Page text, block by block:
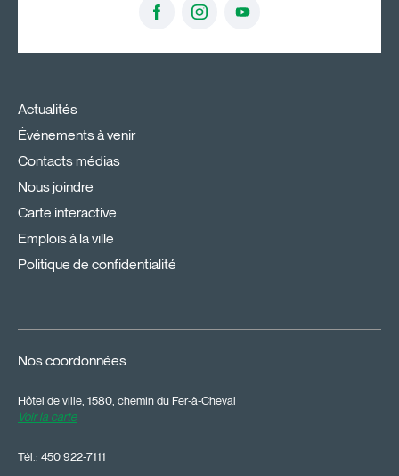
Actualités
Événements à venir
Contacts médias
Nous joindre
Carte interactive
Emplois à la ville
Politique de confidentialité
Nos coordonnées
Hôtel de ville, 1580, chemin du Fer-à-Cheval
Voir la carte
Tél.: 450 922-7111